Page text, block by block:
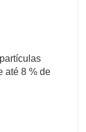
até 8 % de